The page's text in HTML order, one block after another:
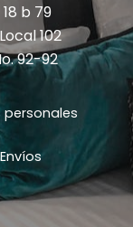
b 79
102
92-92